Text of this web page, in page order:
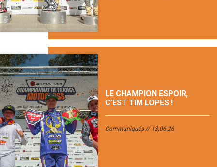
LE CHAMPION ESPOIR,
C’EST TIM LOPES !
Communiqués 13.06.26